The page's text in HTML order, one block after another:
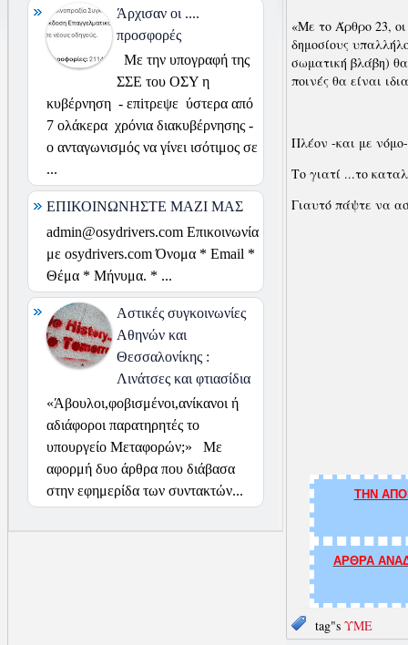
«Με το Άρθρο 23,
δημοσίους
σωματική βλάβη)
ποινές θα είναι
Πλέον -και με
Το γιατί ...το
Γιαυτό πάψτε να
ΤΗΝ
ΑΡΘΡΑ
tag"s ΥΜΕ
Άρχισαν οι ....
προσφορές
Με την υπογραφή της
ΣΣΕ του ΟΣΥ η
κυβέρνηση - επiτρεψε ύστερα από
7 ολάκερα χρόνια διακυβέρνησης -
ο ανταγωνισμός να γίνει ισότιμος σε
...
ΕΠΙΚΟΙΝΩΝΗΣΤΕ ΜΑΖΙ ΜΑΣ
admin@osydrivers.com Επικοινωνία
με osydrivers.com Όνομα * Email *
Θέμα * Μήνυμα. * ...
Αστικές συγκοινωνίες
Αθηνών και
Θεσσαλονίκης :
Λινάτσες και φτιασίδια
«Άβουλοι,φοβισμένοι,ανίκανοι ή
αδιάφοροι παρατηρητές το
υπουργείο Μεταφορών;» Με
αφορμή δυο άρθρα που διάβασα
στην εφημερίδα των συντακτών...